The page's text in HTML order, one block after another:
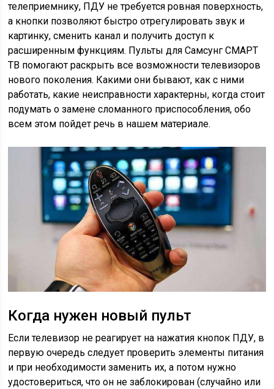
телеприемнику, ПДУ не требуется ровная поверхность,
а кнопки позволяют быстро отрегулировать звук и
картинку, сменить канал и получить доступ к
расширенным функциям. Пульты для Самсунг СМАРТ
ТВ помогают раскрыть все возможности телевизоров
нового поколения. Какими они бывают, как с ними
работать, какие неисправности характерны, когда стоит
подумать о замене сломанного приспособления, обо
всем этом пойдет речь в нашем материале.
Когда нужен новый пульт
Если телевизор не реагирует на нажатия кнопок ПДУ, в
первую очередь следует проверить элементы питания
и при необходимости заменить их, а потом нужно
удостовериться, что он не заблокирован (случайно или